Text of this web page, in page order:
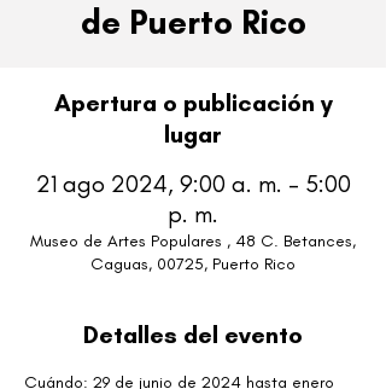
de Puerto Rico
Apertura o publicación y
lugar
21 ago 2024, 9:00 a. m. – 5:00
p. m.
Museo de Artes Populares , 48 C. Betances,
Caguas, 00725, Puerto Rico
Detalles del evento
Cuándo: 29 de junio de 2024 hasta enero